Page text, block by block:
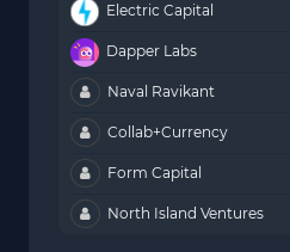
Electric Capital
Dapper Labs
Naval Ravikant
Collab+Currency
Form Capital
North Island Ventures